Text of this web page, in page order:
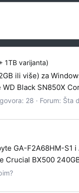
1TB varijanta)
ili više) za
Black SN850X
28 Forum: Šta
GA-F2A68HM-
Crucial BX500